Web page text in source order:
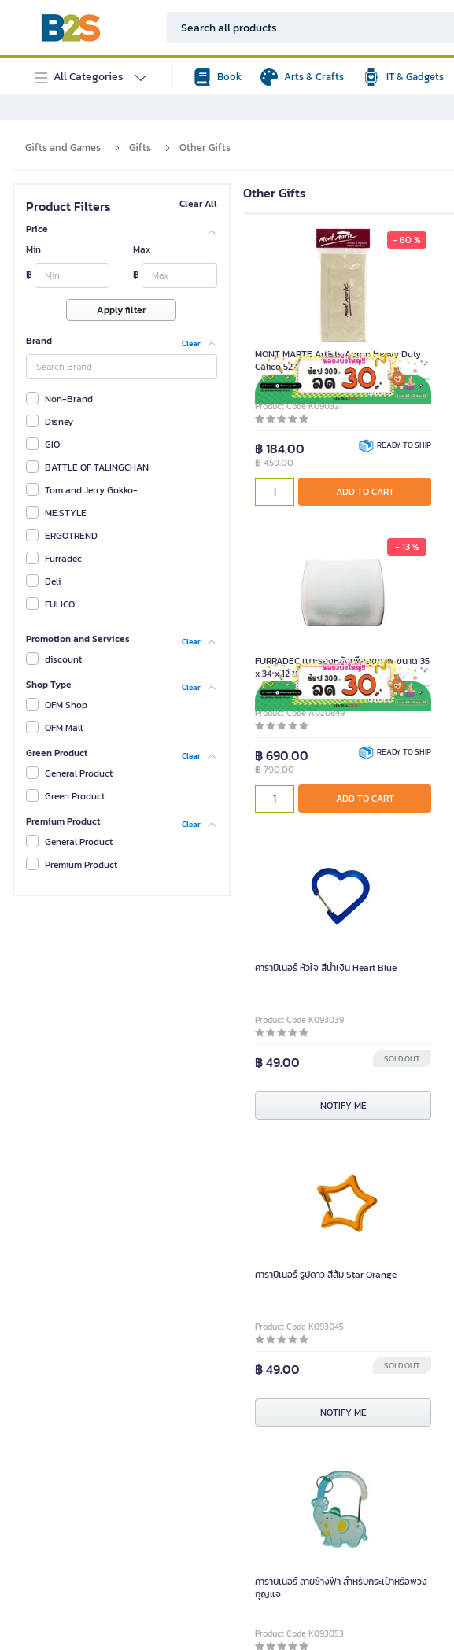
All Categories Book Arts & Crafts IT & Gadgets
Gifts and Games Gifts Other Gifts
Product Filters
Clear All
Price
Min
฿
Max
฿
Apply filter
Brand Clear
Non-Brand
Disney
GIO
BATTLE OF TALINGCHAN
Tom and Jerry Gokko-
ME.STYLE
ERGOTREND
Furradec
Deli
FULICO
Promotion and Services Clear
discount
Shop Type
Clear
OFM Shop
OFM Mall
Green Product
Clear
General Product
Green Product
Premium Product
Clear
General Product
Premium Product
Other Gifts
- 60 %
MONT MARTE Artists Apron Heavy Duty
Calico 5277712
Product Code K090321
฿ 184.00
฿459.00
READY TO SHIP
ADD TO CART
- 13 %
FURRADEC เบาะรองหลังเพื่อสุขภาพ ขนาด 35
x 34 x 12 ซม.
Product Code A020849
฿ 690.00
฿790.00
READY TO SHIP
ADD TO CART
คาราบิเนอร์ หัวใจ สีน้ำเงิน Heart Blue
Product Code K093039
฿ 49.00 SOLD OUT
NOTIFY ME
คาราบิเนอร์ รูปดาว สีส้ม Star Orange
Product Code K093045
฿ 49.00 SOLD OUT
NOTIFY ME
คาราบิเนอร์ ลายช้างฟ้า สำหรับกระเป๋าหรือพวง
กุญแจ
Product Code K093053